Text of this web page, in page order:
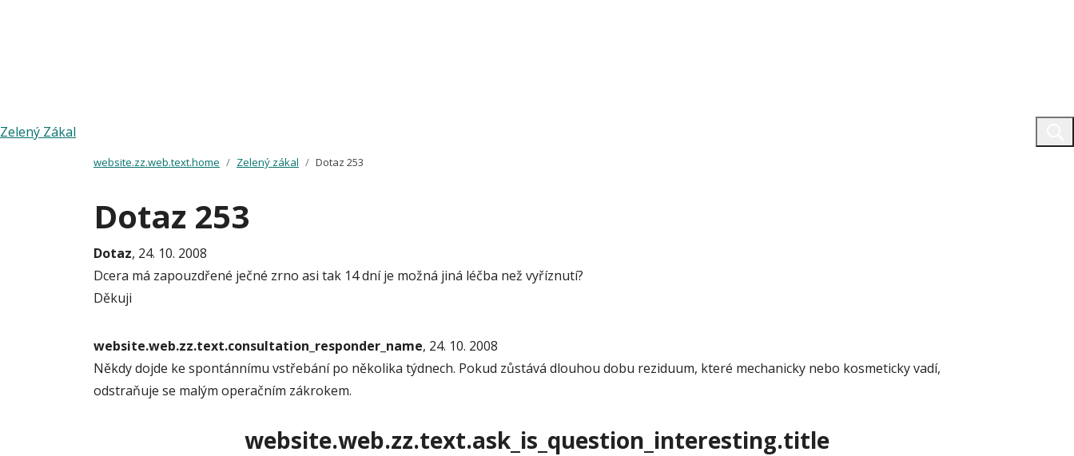
Zelený Zákal
website.zz.web.text.home Zelený zákal Dotaz 253
Dotaz 253
Dotaz, 24. 10. 2008
Dcera má zapouzdřené ječné zrno asi tak 14 dní je možná jiná léčba než vyříznutí?
Děkuji
website.web.zz.text.consultation_responder_name, 24. 10. 2008
Někdy dojde ke spontánnímu vstřebání po několika týdnech. Pokud zůstává dlouhou dobu reziduum, které mechanicky nebo kosmeticky vadí,
odstraňuje se malým operačním zákrokem.
website.web.zz.text.ask_is_question_interesting.title